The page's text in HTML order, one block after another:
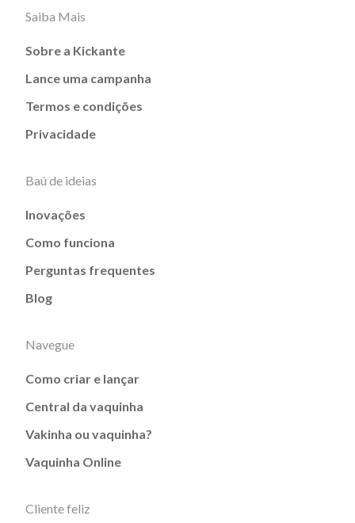
Saiba Mais
Sobre a Kickante
Lance uma campanha
Termos e condições
Privacidade
Baú de ideias
Inovações
Como funciona
Perguntas frequentes
Blog
Navegue
Como criar e lançar
Central da vaquinha
Vakinha ou vaquinha?
Vaquinha Online
Cliente feliz